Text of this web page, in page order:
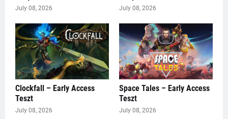
July 08, 2026 July 08, 2026
Clockfall – Early Access
Teszt
July 08, 2026
Space Tales – Early Access
Teszt
July 08, 2026